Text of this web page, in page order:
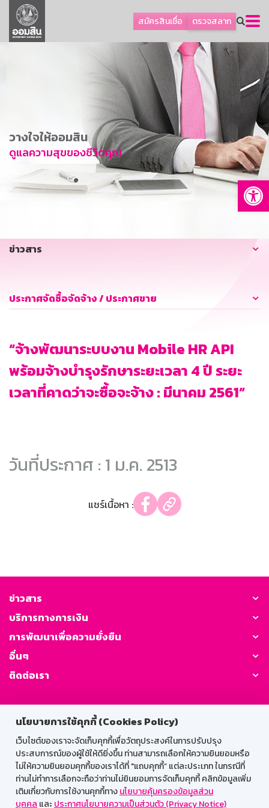
นโยบายการใช้คุกกี้ (Cookies Policy)
เว็บไซต์ของเราจะจัดเก็บคุกกี้เพื่อวัตถุประสงค์ในการปรับปรุง
ประสบการณ์ของผู้ใช้ให้ดียิ่งขึ้น ท่านสามารถเลือกให้ความยินยอมหรือ
ไม่ให้ความยินยอมคุกกี้ของเราได้ที่ "แถบคุกกี้” แต่ละประเภท ในกรณีที่
ท่านไม่ทำการเลือกจะถือว่าท่านไม่ยินยอมการจัดเก็บคุกกี้ คลิกข้อมูลเพิ่ม
เติมเกี่ยวกับการใช้งานคุกกี้ทางนโยบายคุ้มครองข้อมูลส่วน
บุคคล และประกาศนโยบายความเป็นส่วนตัว (Privacy Notice)
สมัครสินเชื่อ ตรวจสลาก
ลูกค้าธุรกิจ
ลูกค้าผู้ประกอบรายย่อย
การพัฒนาที่ยั่งยืน
ข่าวสาร
บริการทางการเงิน
อื่นๆ
วางใจให้ออมสิน
ดูแลความสุขของชีวิตคุณ
ข่าวสาร
ประกาศจัดซื้อจัดจ้าง / ประกาศขาย
“จ้างพัฒนาระบบงาน Mobile HR API
พร้อมจ้างบำรุงรักษาระยะเวลา 4 ปี ระยะ
เวลาที่คาดว่าจะซื้อจะจ้าง : มีนาคม 2561”
วันที่ประกาศ : 1 ม.ค. 2513
แชร์เนื้อหา :
ข่าวสาร
บริการทางการเงิน
การพัฒนาเพื่อความยั่งยืน
อื่นๆ
ติดต่อเรา
GSB Society:
สำหรับพนักงาน
Web HR
GSB Wisdom
M-Search
เข้าสู่ระบบเน็ตเมล